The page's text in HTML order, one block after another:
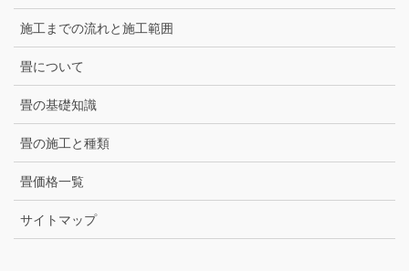
施工までの流れと施工範囲
畳について
畳の基礎知識
畳の施工と種類
畳価格一覧
サイトマップ